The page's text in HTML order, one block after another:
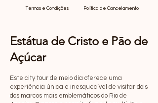
Termos e Condições Política de Cancelamento
Estátua de Cristo e Pão de
Açúcar
Este city tour de meio dia oferece uma
experiência única e inesquecível de visitar dois
dos marcos mais emblemáticos do Rio de